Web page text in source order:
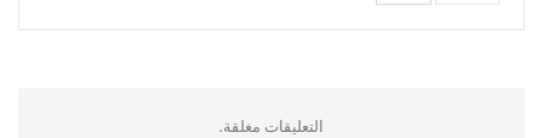
التعليقات مغلقة.